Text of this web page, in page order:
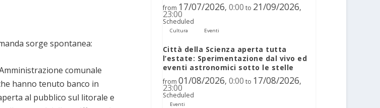
sorge spontanea:
comunale
hanno tenuto banco in
al pubblico sul litorale e
from 17/07/2026, 0:00 to 21/09/2026,
23:00
Scheduled
Cultura Eventi
Città della Scienza aperta tutta
l’estate: Sperimentazione dal vivo ed
eventi astronomici sotto le stelle
from 01/08/2026, 0:00 to 17/08/2026,
23:00
Scheduled
Eventi